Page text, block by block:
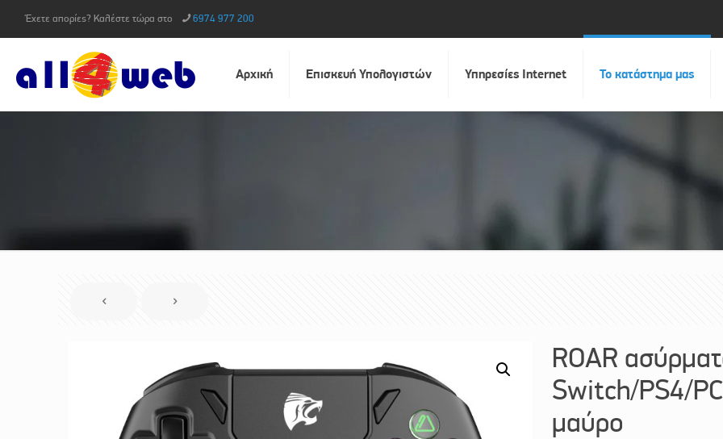
Έχετε απορίες? Καλέστε τώρα στο 6974 977 200
Αρχική Επισκευή Υπολογιστών Υπηρεσίες Internet Το κατάστημα μας
ROAR
Switch/PS4/
μαύρο